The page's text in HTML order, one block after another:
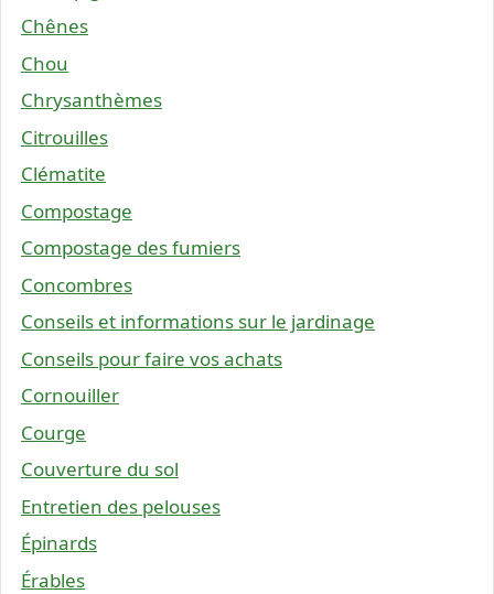
Chênes
Chou
Chrysanthèmes
Citrouilles
Clématite
Compostage
Compostage des fumiers
Concombres
Conseils et informations sur le jardinage
Conseils pour faire vos achats
Cornouiller
Courge
Couverture du sol
Entretien des pelouses
Épinards
Érables